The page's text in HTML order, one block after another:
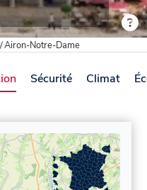
/Airon-Notre-Dame
Sécurité Climat